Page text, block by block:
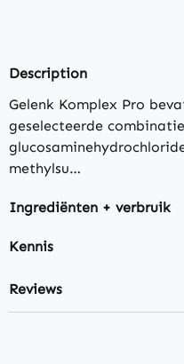
Description
Gelenk Komplex Pro
geselecteerde
methylsu…
Ingrediënten + verbruik
Kennis
Reviews